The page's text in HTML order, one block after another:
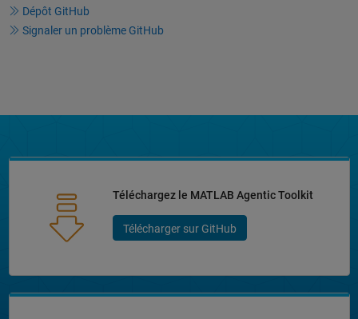
Dépôt GitHub
Signaler un problème GitHub
Téléchargez le MATLAB Agentic Toolkit
Télécharger sur GitHub